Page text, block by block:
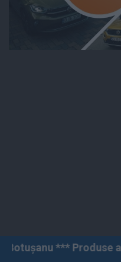
alimentare și